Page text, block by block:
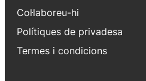
Col·laboreu-hi
Polítiques de privadesa
Termes i condicions